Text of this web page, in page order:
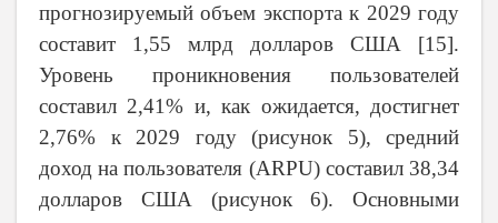
прогнозируемый объем экспорта к 2029 году
составит 1,55 млрд долларов США [15].
Уровень проникновения пользователей
составил 2,41% и, как ожидается, достигнет
2,76% к 2029 году (рисунок 5), средний
доход на пользователя (ARPU) составил 38,34
долларов США (рисунок 6). Основными